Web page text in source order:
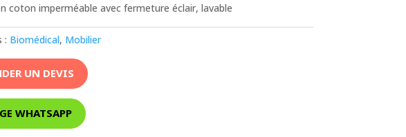
coton imperméable avec fermeture éclair, lavable
: Biomédical, Mobilier
UN DEVIS
WHATSAPP